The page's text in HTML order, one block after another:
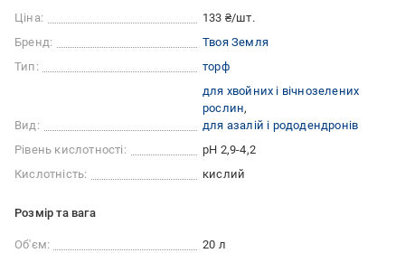
Ціна:
133 ₴/шт.
Бренд:
Твоя Земля
Тип:
торф
Вид:
для хвойних і вічнозелених
рослин
для азалій і рододендронів
Рівень кислотності:
pH 2,9-4,2
Кислотність:
кислий
Розмір та вага
Об'єм:
20 л